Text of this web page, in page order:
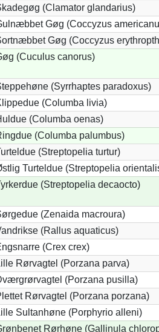
(Clamator glandarius)
Gøg (Coccyzus
Gøg (Coccyzus
(Cuculus canorus)
(Syrrhaptes paradoxus)
(Columba livia)
(Columba oenas)
(Columba palumbus)
(Streptopelia turtur)
Turteldue (Streptopelia
(Streptopelia decaocto)
(Zenaida macroura)
(Rallus aquaticus)
(Crex crex)
Rørvagtel (Porzana parva)
(Porzana pusilla)
Rørvagtel (Porzana porzana)
Sultanhøne (Porphyrio alleni)
Rørhøne (Gallinula